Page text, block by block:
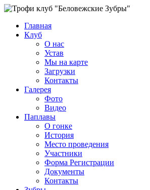
Главная
Клуб
О нас
Устав
Мы на карте
Загрузки
Контакты
Галерея
Фото
Видео
Паплавы
О гонке
История
Место проведения
Участники
Форма Регистрации
Документы
Контакты